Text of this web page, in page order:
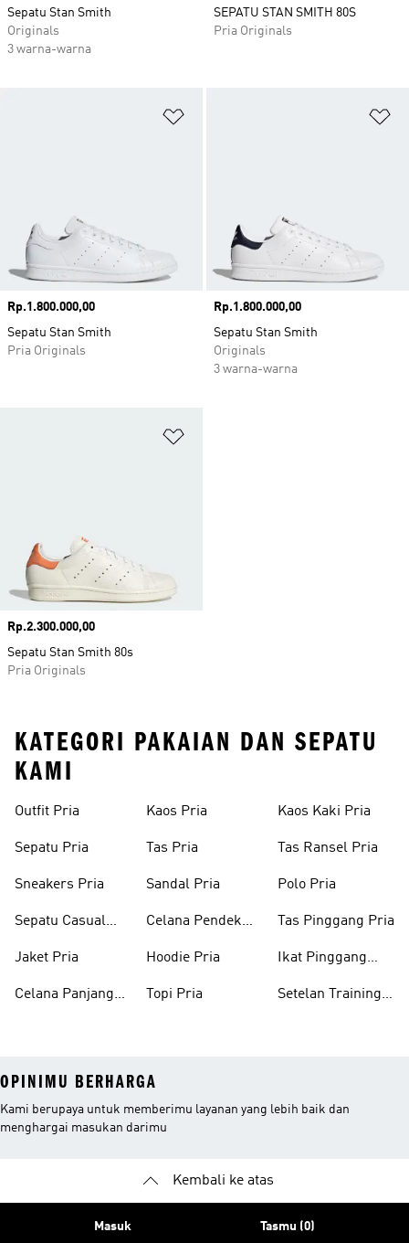
Sepatu Stan Smith
Originals
3 warna-warna
SEPATU STAN SMITH 80S
Pria Originals
Harga
Rp.1.800.000,00
Sepatu Stan Smith
Pria Originals
Harga
Rp.1.800.000,00
Sepatu Stan Smith
Originals
3 warna-warna
Harga
Rp.2.300.000,00
Sepatu Stan Smith 80s
Pria Originals
KATEGORI PAKAIAN DAN SEPATU
KAMI
Outfit Pria
Sepatu Pria
Sneakers Pria
Sepatu Casual
Jaket Pria
Celana Panjang
Kaos Pria
Tas Pria
Sandal Pria
Celana Pendek
Hoodie Pria
Topi Pria
Kaos Kaki Pria
Tas Ransel Pria
Polo Pria
Tas Pinggang Pria
Ikat Pinggang
Setelan Training
OPINIMU BERHARGA
Kami berupaya untuk memberimu layanan yang lebih baik dan
menghargai masukan darimu
Kembali ke atas
Masuk Tasmu (0)